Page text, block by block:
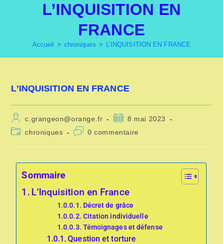
L’INQUISITION EN
FRANCE
Accueil > chroniques > L’INQUISITION EN FRANCE
L’INQUISITION EN FRANCE
c.grangeon@orange.fr
8 mai 2023
chroniques
0 commentaire
Sommaire
L’Inquisition en France
Décret de grâce
Citation individuelle
Témoignages et défense
Question et torture